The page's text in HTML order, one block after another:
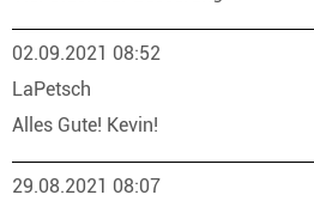
02.09.2021 08:52
LaPetsch
Alles Gute! Kevin!
29.08.2021 08:07